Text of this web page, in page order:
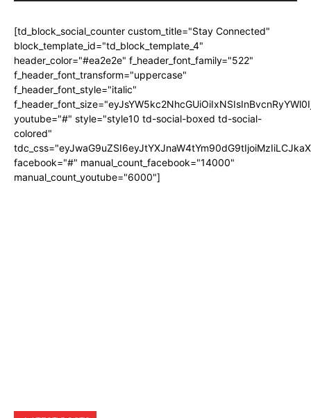
[td_block_social_counter custom_title="Stay Connected"
block_template_id="td_block_template_4"
header_color="#ea2e2e" f_header_font_family="522"
f_header_font_transform="uppercase"
f_header_font_style="italic"
youtube="#" style="style10 td-social-boxed td-social-
colored"
facebook="#" manual_count_facebook="14000"
manual_count_youtube="6000"]